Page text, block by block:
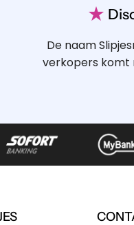
★
De naam
verkopers komt